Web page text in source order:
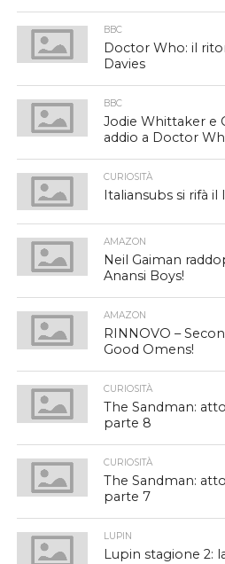
BBC
Doctor Who: il
Davies
BBC
Jodie Whittaker e
addio a Doctor
CURIOSITÀ
Italiansubs si rifà il
AMAZON
Neil Gaiman
Anansi Boys!
AMAZON
RINNOVO –
Good Omens!
CURIOSITÀ
The Sandman:
parte 8
CURIOSITÀ
The Sandman:
parte 7
LUPIN
Lupin stagione 2: